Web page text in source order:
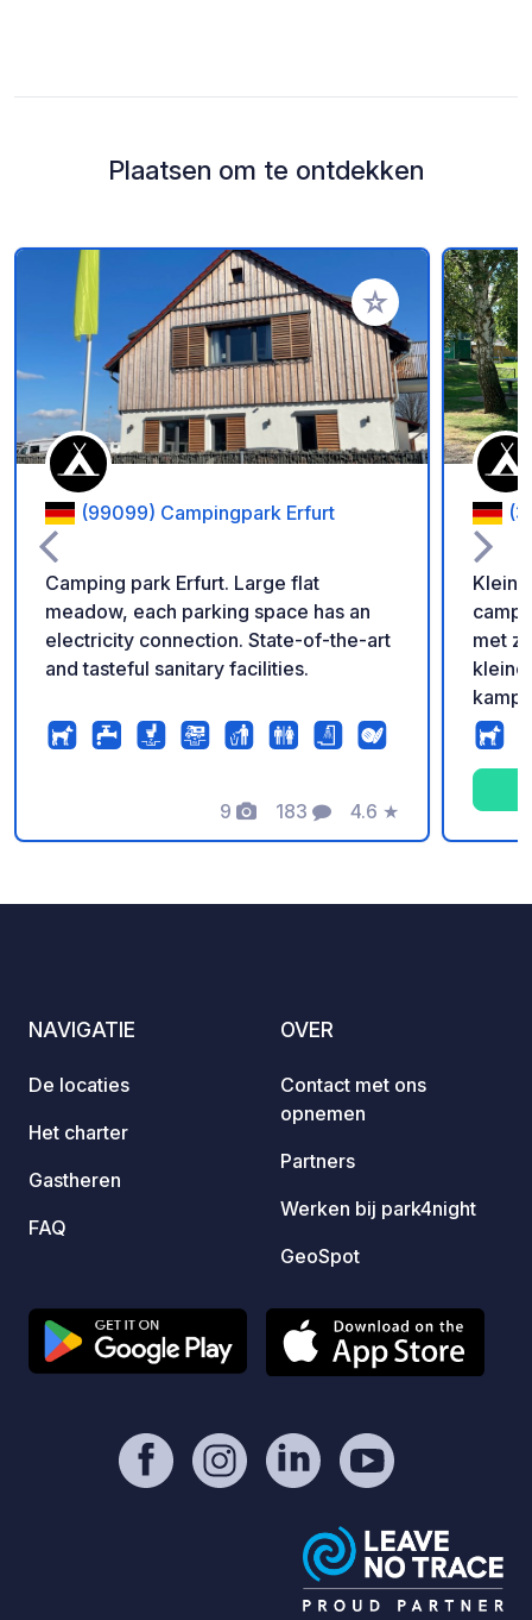
Plaatsen om te ontdekken
Voeg toe aan je
(99099) Campingpark Erfurt
Camping park Erfurt. Large flat
meadow, each parking space has an
electricity connection. State-of-the-art
and tasteful sanitary facilities.
9
Foto's
183
Commentaren
4.6
Beoordeling
★
met
camping. Verkoop
NAVIGATIE
De locaties
Het charter
Gastheren
FAQ
OVER
Contact met ons
opnemen
Partners
Werken bij park4night
GeoSpot